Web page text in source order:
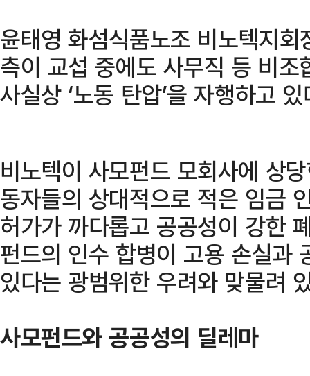
윤태영 화섬식품노조 비노텍지
측이 교섭 중에도 사무직 등 비
사실상 ‘노동 탄압’을 자행하고
비노텍이 사모펀드 모회사에 상
동자들의 상대적으로 적은 임금
허가가 까다롭고 공공성이 강한
펀드의 인수 합병이 고용 손실과
있다는 광범위한 우려와 맞물려
사모펀드와 공공성의 딜레마